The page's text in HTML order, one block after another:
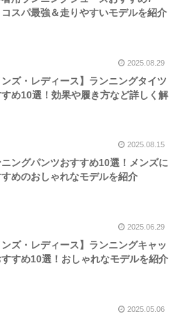
スパ最強＆走りやすいモデルを紹介
2025.08.29
ンズ・レディース】ランニングタイツ
すめ10選！効果や履き方など詳しく解
2025.08.15
ニングパンツおすすめ10選！メンズに
めのおしゃれなモデルを紹介
2025.06.29
ンズ・レディース】ランニングキャッ
すすめ10選！おしゃれなモデルを紹介
2025.05.06